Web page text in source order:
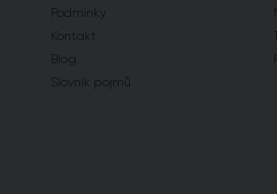
Podmínky
Kontakt
Blog
Slovník pojmů